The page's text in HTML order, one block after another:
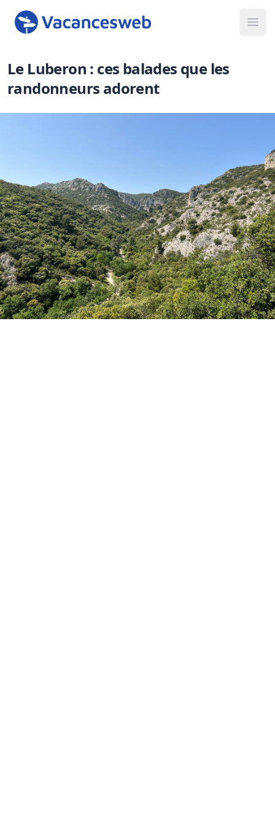
Le Luberon : ces balades que les
randonneurs adorent